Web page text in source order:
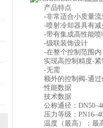
产品特点
-非常适合小质量流
-喷射冷却器具有减
-带有集成高性能喷
-级联装饰设计
-在整个控制范围内
实现高控制精度-紧
-无需
额外的控制阀-通过
性能数据
技术数据
公称通径：
压力等级：
温度（最高）：最高